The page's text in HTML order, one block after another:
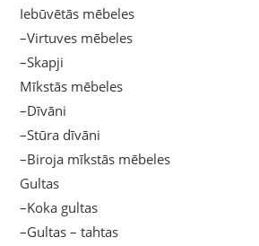
Iebūvētās mēbeles
–Virtuves mēbeles
–Skapji
Mīkstās mēbeles
–Dīvāni
–Stūra dīvāni
–Biroja mīkstās mēbeles
Gultas
–Koka gultas
–Gultas – tahtas